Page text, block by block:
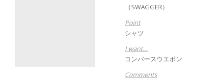
（SWAGGER）
Point
シャツ
I want…
コンバースウエポン
Comments